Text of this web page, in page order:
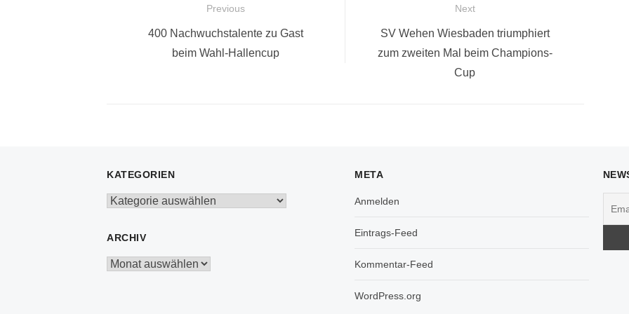
Beitragsnavigation
Previous
Previous
400 Nachwuchstalente zu Gast
beim Wahl-Hallencup
Next
Next
post:
SV Wehen Wiesbaden triumphiert
zum zweiten Mal beim Champions-
Cup
KATEGORIEN
Kategorien
ARCHIV
Archiv
META
Anmelden
Eintrags-Feed
Kommentar-Feed
WordPress.org